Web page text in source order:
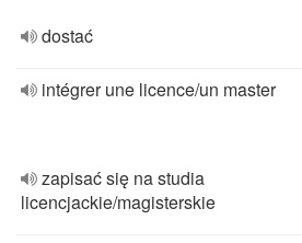
dostać
intégrer une licence/un master
zapisać się na studia
licencjackie/magisterskie